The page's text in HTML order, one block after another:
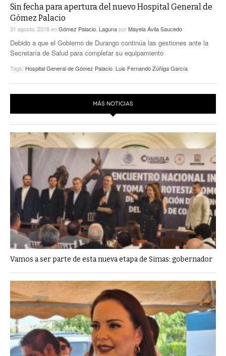
Sin fecha para apertura del nuevo Hospital General de
Gómez Palacio
31 agosto, 2018enGómez Palacio LagunaporMayela Ávila Saucedo
Debido a que el Gobierno de Durango continúa las gestiones ante la
Secretaría de Salud para completar su equipamiento
Tags: Hospital General de Gómez Palacio Luis Fernando Zúñiga García
MÁS NOTICIAS
Vamos a ser parte de esta nueva etapa de Simas: gobernador